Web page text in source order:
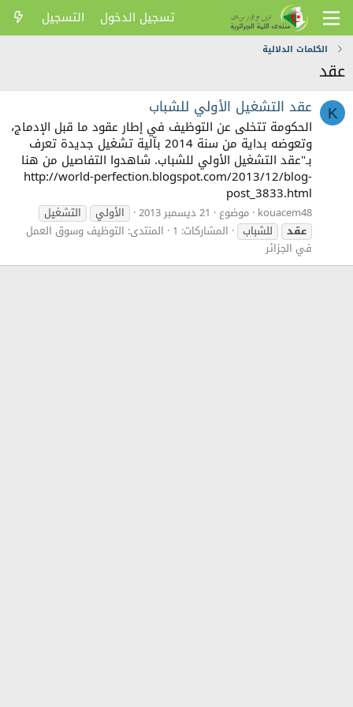
تسجيل الدخول التسجيل
الكلمات الدلالية
عقد
K عقد التشغيل الأولي للشباب
الحكومة تتخلى عن التوظيف في إطار عقود ما قبل الإدماج،
وتعوضه بداية من سنة 2014 بآلية تشغيل جديدة تعرف
بـ"عقد التشغيل الأولي للشباب. شاهدوا التفاصيل من هنا
http://world-perfection.blogspot.com/2013/12/blog-
post_3833.html
kouacem48 موضوع 21 ديسمبر 2013 الأولي
التشغيل
عقد
للشباب المشاركات: 1 المنتدى: التوظيف وسوق العمل
في الجزائر